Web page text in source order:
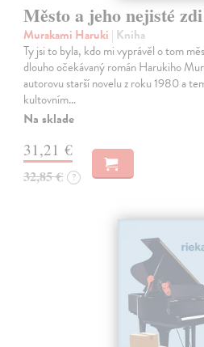
Město a jeho nejisté zdi
Murakami Haruki | Kniha
Ty jsi to byla, kdo mi vyprávěl o tom
dlouho očekávaný román Harukiho
autorovu starší novelu z roku 1980 a
kultovním…
Na sklade
31,21 €
32,85 € ?